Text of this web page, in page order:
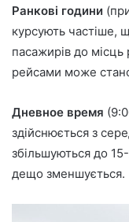
Ранкові години
курсують частіше,
пасажирів до місць
рейсами може
Дневное время
здійснюється з
збільшуються до
дещо зменшується.